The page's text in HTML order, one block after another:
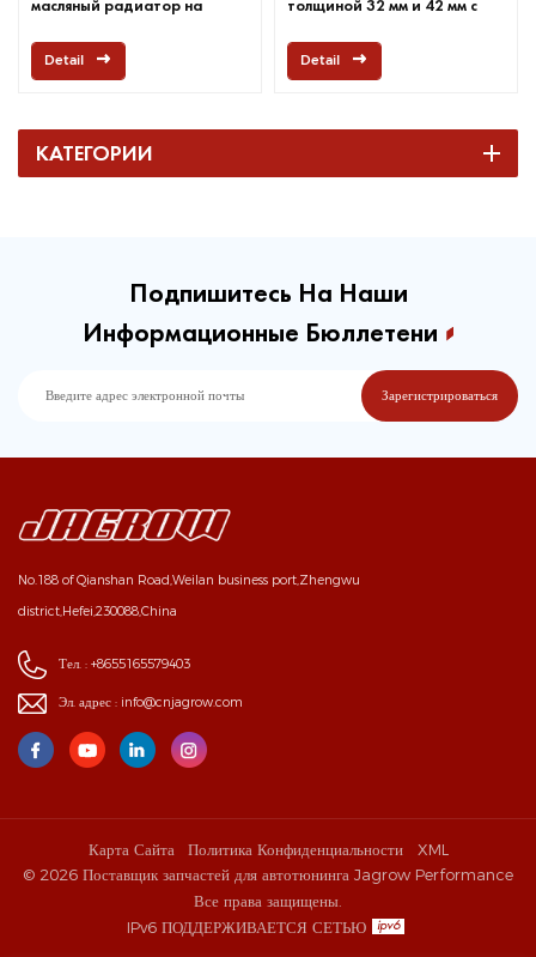
масляный радиатор на
Detail
толщиной 32 мм и 42 мм с
Detail
КАТЕГОРИИ
Подпишитесь На Наши
Информационные Бюллетени
No.188 of Qianshan Road,Weilan business port,Zhengwu
district,Hefei,230088,China
Тел. : +8655165579403
Эл. адрес : info@cnjagrow.com
Карта Сайта Политика Конфиденциальности
XML
© 2026 Поставщик запчастей для автотюнинга Jagrow Performance
Все права защищены.
IPv6 ПОДДЕРЖИВАЕТСЯ СЕТЬЮ